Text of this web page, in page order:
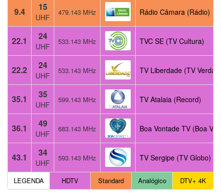
9.4 15
UHF
479.143 MHz Rádio Câmara (Rádio)
22.1 24
UHF
533.143 MHz TVC SE (TV Cultura)
22.2 24
UHF
533.143 MHz TV Liberdade (TV
35.1 35
UHF
599.143 MHz TV Atalaia (Record)
36.1 49
UHF
683.143 MHz Boa Vontade TV (Boa
43.1 34
UHF
593.143 MHz TV Sergipe (TV Globo)
LEGENDA HDTV Standard Analógico DTV+ 4K